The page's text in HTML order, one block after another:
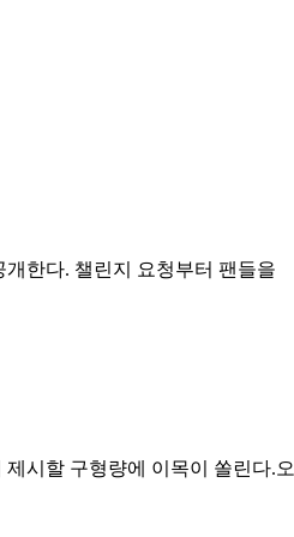
한다. 챌린지 요청부터 팬들을
시할 구형량에 이목이 쏠린다.오